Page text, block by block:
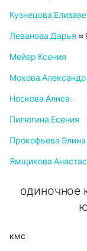
Кузнецова
Леванова Дарья ≈
Мейер Ксения
Мохова
Носкова Алиса
Пилюгина Есения
Прокофьева Элина
Ямщикова
одиночное
кмс